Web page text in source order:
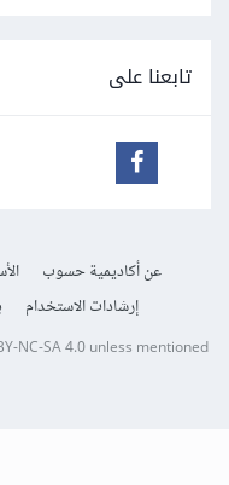
تابعنا على
عن أكاديمية حسوب
إرشادات الاستخدام
NC-SA 4.0unless mentioned